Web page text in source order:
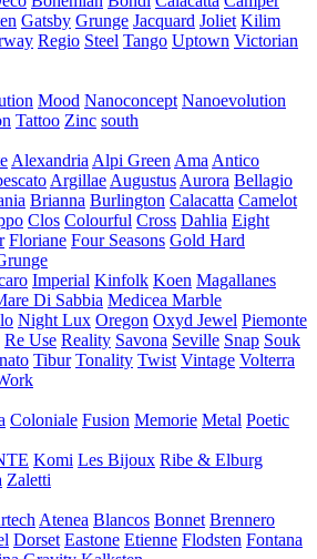
Gatsby Grunge Jacquard Joliet Kilim
Regio Steel Tango Uptown Victorian
Mood Nanoconcept Nanoevolution
Tattoo Zinc south
Alexandria Alpi Green Ama Antico
Argillae Augustus Aurora Bellagio
Brianna Burlington Calacatta Camelot
Clos Colourful Cross Dahlia Eight
Floriane Four Seasons Gold Hard
Imperial Kinfolk Koen Magallanes
Di Sabbia Medicea Marble
Night Lux Oregon Oxyd Jewel Piemonte
Re Use Reality Savona Seville Snap Souk
Tibur Tonality Twist Vintage Volterra
Coloniale Fusion Memorie Metal Poetic
Komi Les Bijoux Ribe & Elburg
Zaletti
Atenea Blancos Bonnet Brennero
Dorset Eastone Etienne Flodsten Fontana